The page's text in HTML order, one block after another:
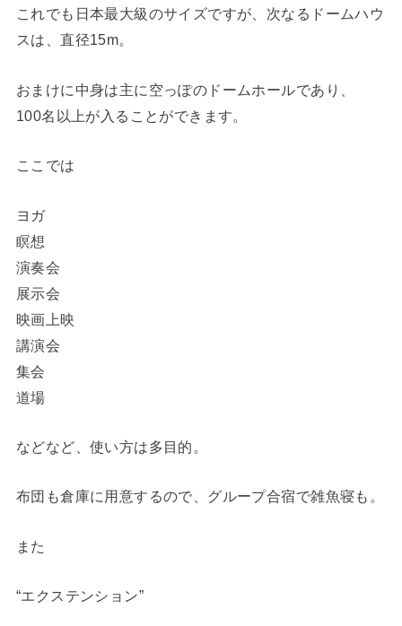
これでも日本最大級のサイズですが、次なるドームハウ
スは、直径15m。
おまけに中身は主に空っぽのドームホールであり、
100名以上が入ることができます。
ここでは
ヨガ
瞑想
演奏会
展示会
映画上映
講演会
集会
道場
などなど、使い方は多目的。
布団も倉庫に用意するので、グループ合宿で雑魚寝も。
また
“エクステンション”